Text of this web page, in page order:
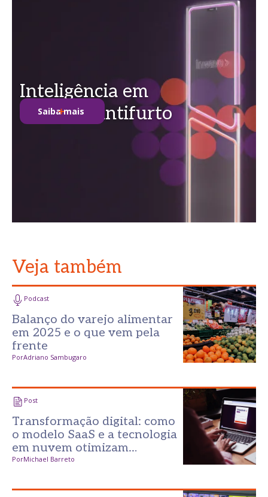
Inteligência em
soluções antifurto
Saiba mais
Veja também
Podcast
Balanço do varejo alimentar
em 2025 e o que vem pela
frente
PorAdriano Sambugaro
Post
Transformação digital: como
o modelo SaaS e a tecnologia
em nuvem otimizam
operações no varejo?
PorMichael Barreto